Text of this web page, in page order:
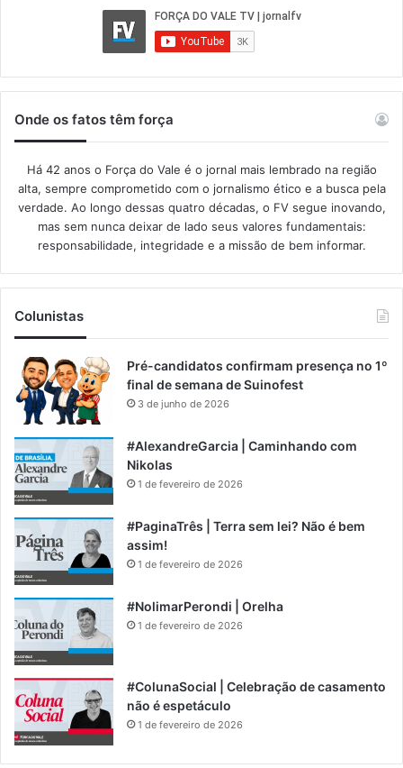
Onde os fatos têm força
Há 42 anos o Força do Vale é o jornal mais lembrado na região
alta, sempre comprometido com o jornalismo ético e a busca pela
verdade. Ao longo dessas quatro décadas, o FV segue inovando,
mas sem nunca deixar de lado seus valores fundamentais:
responsabilidade, integridade e a missão de bem informar.​
Colunistas
Pré-candidatos confirmam presença no 1º
final de semana de Suinofest
3 de junho de 2026
#AlexandreGarcia | Caminhando com
Nikolas
1 de fevereiro de 2026
#PaginaTrês | Terra sem lei? Não é bem
assim!
1 de fevereiro de 2026
#NolimarPerondi | Orelha
1 de fevereiro de 2026
#ColunaSocial | Celebração de casamento
não é espetáculo
1 de fevereiro de 2026